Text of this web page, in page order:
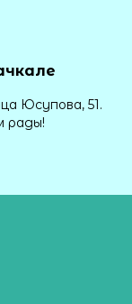
Юсупова, 51.
рады!